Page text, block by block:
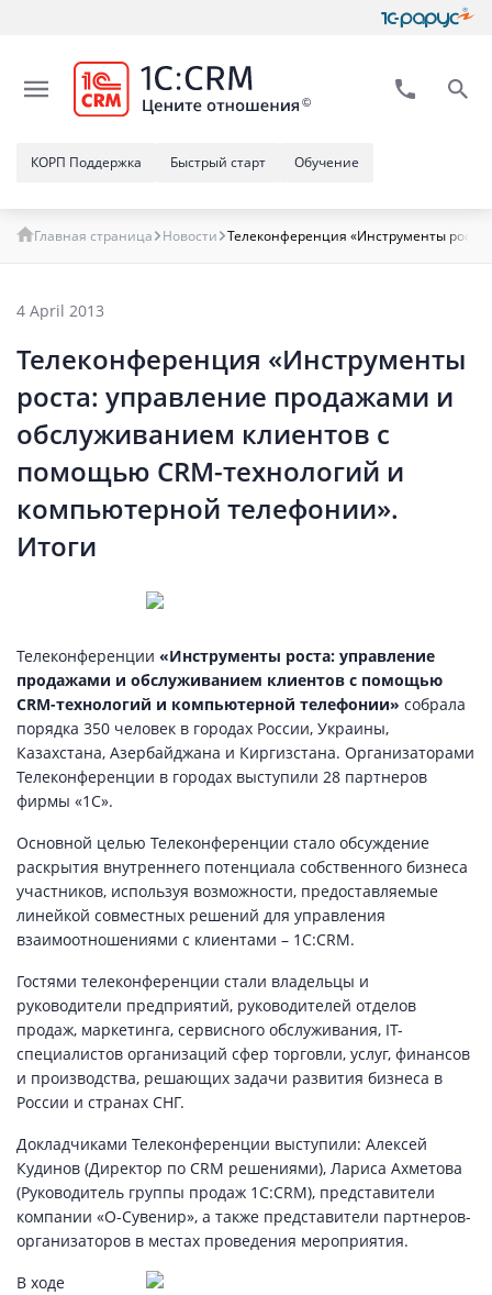
Обучение
Быстрый старт
КОРП Поддержка
Главная страница Новости Телеконференция «Инструменты
4 April 2013
Телеконференция «Инструменты
роста: управление продажами и
обслуживанием клиентов с
помощью CRM-технологий и
компьютерной телефонии».
Итоги
Телеконференции «Инструменты роста: управление
продажами и обслуживанием клиентов с помощью
CRM-технологий и компьютерной телефонии» собрала
порядка 350 человек в городах России, Украины,
Казахстана, Азербайджана и Киргизстана. Организаторами
Телеконференции в городах выступили 28 партнеров
фирмы «1С».
Основной целью Телеконференции стало обсуждение
раскрытия внутреннего потенциала собственного бизнеса
участников, используя возможности, предоставляемые
линейкой совместных решений для управления
взаимоотношениями с клиентами – 1С:CRM.
Гостями телеконференции стали владельцы и
руководители предприятий, руководителей отделов
продаж, маркетинга, сервисного обслуживания, IT-
специалистов организаций сфер торговли, услуг, финансов
и производства, решающих задачи развития бизнеса в
России и странах СНГ.
Докладчиками Телеконференции выступили: Алексей
Кудинов (Директор по CRM решениями), Лариса Ахметова
(Руководитель группы продаж 1С:CRM), представители
компании «О-Сувенир», а также представители партнеров-
организаторов в местах проведения мероприятия.
В ходе